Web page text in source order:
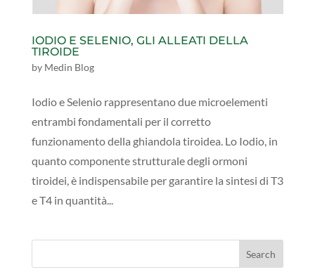
IODIO E SELENIO, GLI ALLEATI DELLA
TIROIDE
by Medin Blog
Iodio e Selenio rappresentano due microelementi
entrambi fondamentali per il corretto
funzionamento della ghiandola tiroidea. Lo Iodio, in
quanto componente strutturale degli ormoni
tiroidei, è indispensabile per garantire la sintesi di T3
e T4 in quantità...